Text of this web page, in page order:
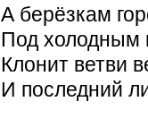
А берёзкам
Под холодным
Клонит ветви
И последний